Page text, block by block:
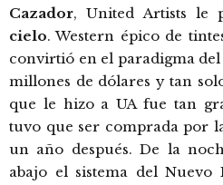
Cazador, United Artists le
cielo. Western épico de
convirtió en el paradigma del
millones de dólares y tan
que le hizo a UA fue tan
tuvo que ser comprada por
un año después. De la
abajo el sistema del